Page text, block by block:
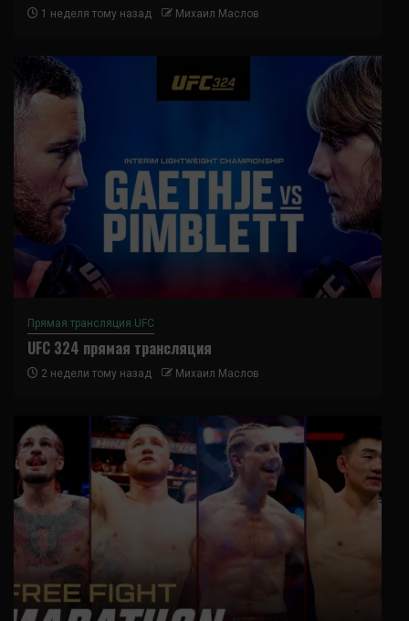
1 неделя тому назад Михаил Маслов
Прямая трансляция UFC
UFC 324 прямая трансляция
2 недели тому назад Михаил Маслов